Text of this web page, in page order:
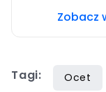
oraz
siedem lat,
Zobacz
Tagi: Ocet